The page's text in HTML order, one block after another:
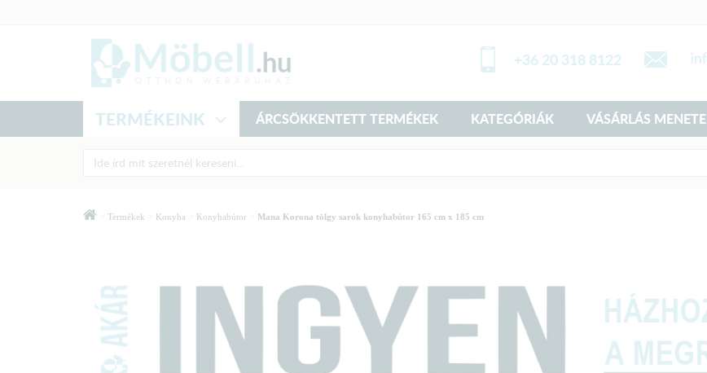
+36 20 318 8122
TERMÉKEINK ÁRCSÖKKENTETT TERMÉKEK KATEGÓRIÁK VÁSÁRLÁS MENETE
Termékek Konyha Konyhabútor Mana Korona tölgy sarok konyhabútor 165 cm x 185 cm